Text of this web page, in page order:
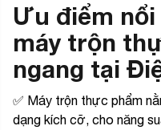
Ưu điểm
máy trộn
ngang tại
✅ Máy trộn thực phẩm
dạng kích cỡ, cho năng